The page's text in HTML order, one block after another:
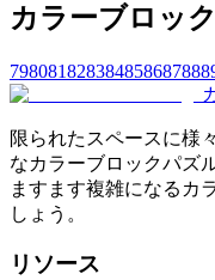
カラーブロッ
79808182838485868788
限られたスペースに様
なカラーブロックパズ
ますます複雑になるカ
しょう。
リソース